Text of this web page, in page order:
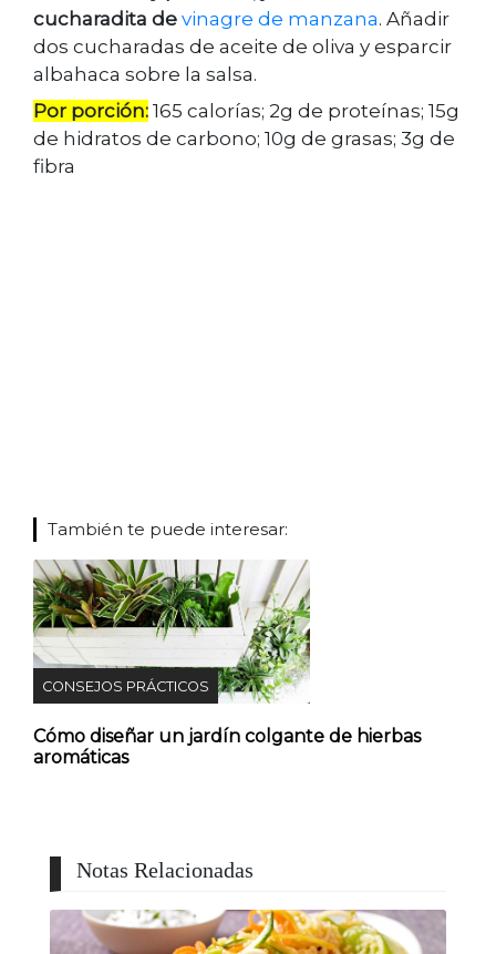
cucharadita de vinagre de manzana. Añadir
dos cucharadas de aceite de oliva y esparcir
albahaca sobre la salsa.
Por porción: 165 calorías; 2g de proteínas; 15g
de hidratos de carbono; 10g de grasas; 3g de
fibra
También te puede interesar:
CONSEJOS PRÁCTICOS
Cómo diseñar un jardín colgante de hierbas
aromáticas
Notas Relacionadas